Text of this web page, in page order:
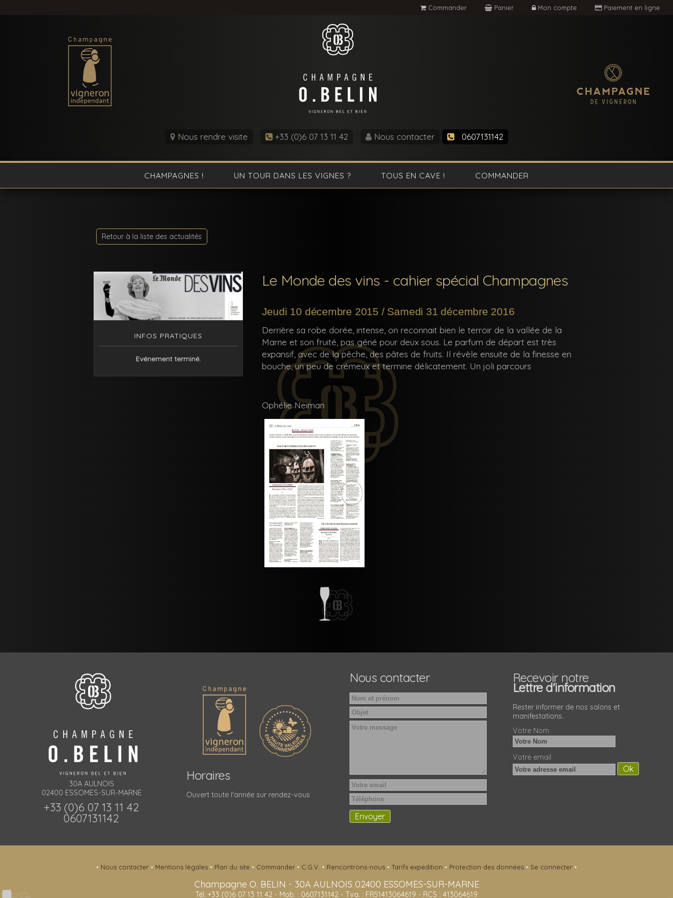
Commander Panier Mon compte Paiement en ligne
Nous rendre visite +33 (0)6 07 13 11 42 Nous contacter 0607131142
CHAMPAGNES ! UN TOUR DANS LES VIGNES ? TOUS EN CAVE ! COMMANDER
Retour à la liste des actualités
INFOS PRATIQUES
Evénement terminé.
Le Monde des vins - cahier spécial Champagnes
Jeudi 10 décembre 2015 / Samedi 31 décembre 2016
Derrière sa robe dorée, intense, on reconnait bien le terroir de la vallée de la
Marne et son fruité, pas géné pour deux sous. Le parfum de départ est très
expansif, avec de la pêche, des pâtes de fruits. Il révèle ensuite de la finesse en
bouche, un peu de crémeux et termine délicatement. Un joli parcours
Ophélie Neiman
30A AULNOIS
02400 ESSOMES-SUR-MARNE
+33 (0)6 07 13 11 42
0607131142
Horaires
Ouvert toute l'année sur rendez-vous
Nous contacter Recevoir notre
Lettre d'information
Rester informer de nos salons et
manifestations.
Votre Nom
Votre email
• Nous contacter • Mentions légales • Plan du site • Commander • C.G.V. • Rencontrons-nous • Tarifs expedition • Protection des données • Se connecter •
Champagne O. BELIN - 30A AULNOIS 02400 ESSOMES-SUR-MARNE
Tél. +33 (0)6 07 13 11 42 - Mob. : 0607131142 - Tva. : FR51413064619 - RCS : 413064619